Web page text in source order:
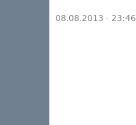
08.08.2013 - 23:46